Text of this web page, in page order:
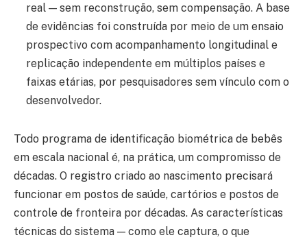
real — sem reconstrução, sem compensação. A base
de evidências foi construída por meio de um ensaio
prospectivo com acompanhamento longitudinal e
replicação independente em múltiplos países e
faixas etárias, por pesquisadores sem vínculo com o
desenvolvedor.
Todo programa de identificação biométrica de bebês
em escala nacional é, na prática, um compromisso de
décadas. O registro criado ao nascimento precisará
funcionar em postos de saúde, cartórios e postos de
controle de fronteira por décadas. As características
técnicas do sistema — como ele captura, o que